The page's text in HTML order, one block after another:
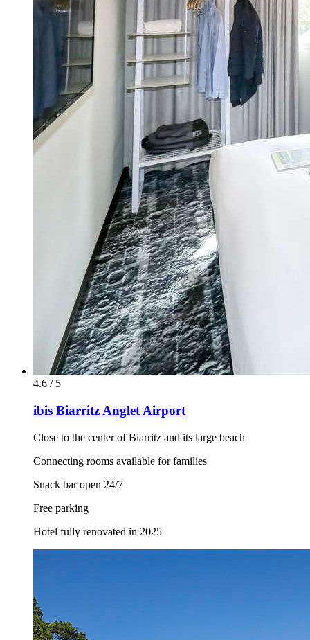
4.6 / 5
ibis Biarritz Anglet Airport
Close to the center of Biarritz and its large beach
Connecting rooms available for families
Snack bar open 24/7
Free parking
Hotel fully renovated in 2025